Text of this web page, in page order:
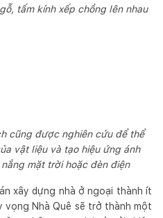
tấm kính xếp chồng lên nhau
cũng được nghiên cứu để thể
vật liệu và tạo hiệu ứng ánh
mặt trời hoặc đèn điện
xây dựng nhà ở ngoại thành ít
Nhà Quê sẽ trở thành một